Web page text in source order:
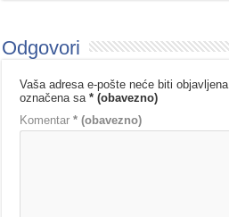
Odgovori
Vaša adresa e-pošte neće biti objavljena.
označena sa* (obavezno)
Komentar* (obavezno)